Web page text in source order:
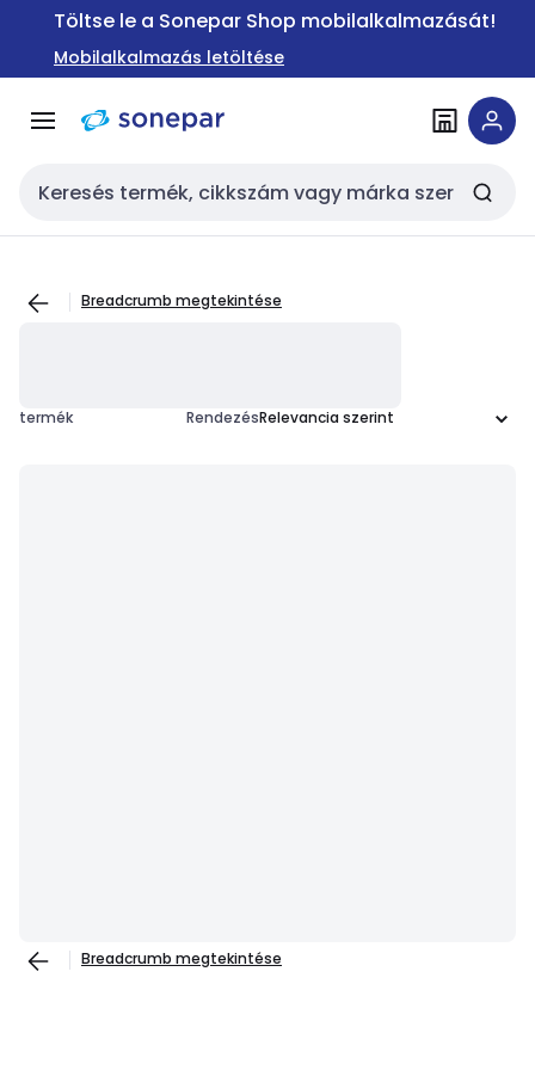
Ugrás a
Ugrás a
tartalomra
Töltse le a Sonepar Shop mobilalkalmazását!
Mobilalkalmazás letöltése
Keresési bemenet
Breadcrumb megtekintése
termék Rendezés
Breadcrumb megtekintése